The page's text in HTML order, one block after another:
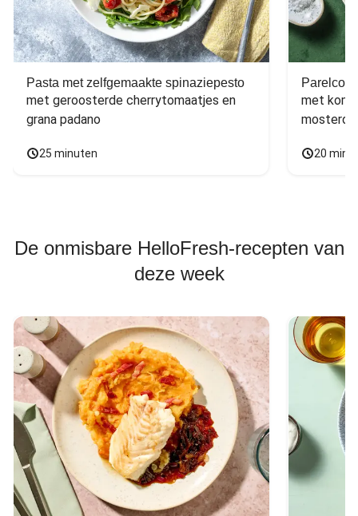
Pasta met zelfgemaakte spinaziepesto
met geroosterde cherrytomaatjes en
grana padano
25 minuten
met
20
De onmisbare HelloFresh-recepten van
deze week